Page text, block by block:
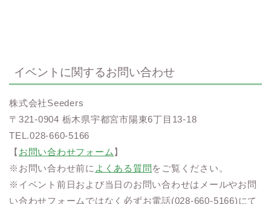
イベントに関するお問い合わせ
株式会社Seeders
〒321-0904 栃木県宇都宮市陽東6丁目13-18
TEL.028-660-5166
【 お問い合わせフォーム 】
※お問い合わせ前に よくある質問 をご覧ください。
※イベント前日および当日のお問い合わせはメールやお問
い合わせフォームではなく必ずお電話(028-660-5166)にて